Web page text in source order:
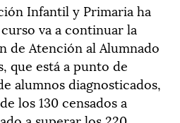
Infantil y Primaria ha
va a continuar la
de Atención al Alumnado
que está a punto de
alumnos diagnosticados,
los 130 censados a